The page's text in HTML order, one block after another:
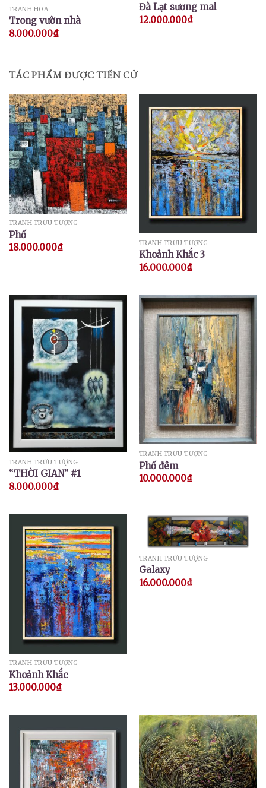
TRANH HOA
Trong vườn nhà
8.000.000₫
Đà Lạt sương mai
12.000.000₫
TÁC PHẨM ĐƯỢC TIẾN CỬ
TRANH TRỪU TƯỢNG
Phố
18.000.000₫ TRANH TRỪU TƯỢNG
Khoảnh Khắc 3
16.000.000₫
TRANH TRỪU TƯỢNG
“THỜI GIAN” #1
8.000.000₫
TRANH TRỪU TƯỢNG
Phố đêm
10.000.000₫
TRANH TRỪU TƯỢNG
Khoảnh Khắc
13.000.000₫
TRANH TRỪU TƯỢNG
Galaxy
16.000.000₫